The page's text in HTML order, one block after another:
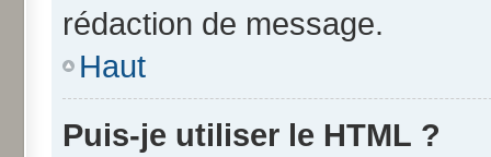
rédaction de message.
Haut
Puis-je utiliser le HTML ?